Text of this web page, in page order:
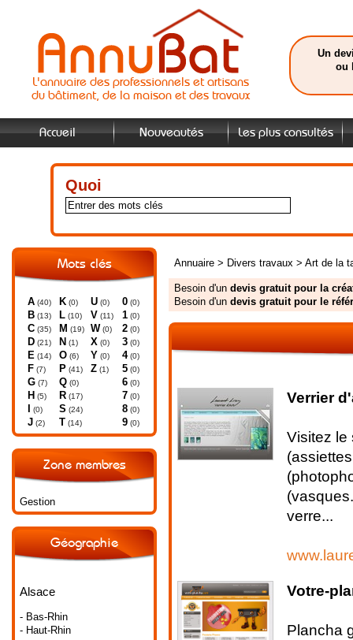
L'annuaire des professionnels et artisans
du bâtiment, de la maison et des travaux
Un
ou
Accueil Nouveautés Les plus consultés
Quoi
Mots clés
A (40)
B (13)
C (35)
D (21)
E (14)
F (7)
G (7)
H (5)
(0)
J (2)
K (0)
L (10)
M (19)
N (1)
O (6)
P (41)
Q (0)
R (17)
S (24)
T (14)
U (0)
V (11)
W (0)
X (0)
Y (0)
Z (1)
0 (0)
1 (0)
2 (0)
3 (0)
4(0)
5 (0)
6 (0)
7 (0)
8 (0)
9 (0)
Zone membres
Gestion
Géographie
Alsace
- Bas-Rhin
- Haut-Rhin
Annuaire > Divers travaux > Art de la
Besoin d'un devis gratuit pour la
Besoin d'un devis gratuit pour le
Verrier
Visitez le
verre...
Votre-
Plancha